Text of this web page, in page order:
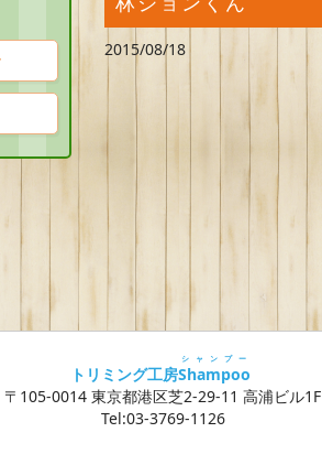
2015/08/18
トリミング工房Shampoo
シャンプー
〒105-0014 東京都港区芝2-29-11 高浦ビル1F
Tel:03-3769-1126